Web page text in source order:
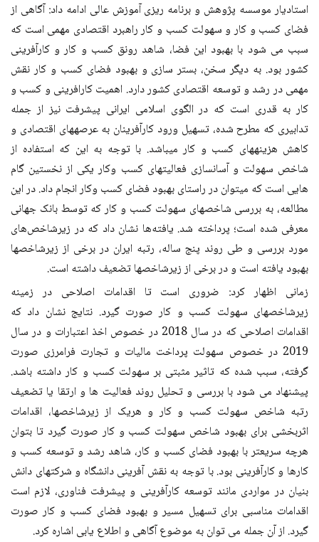
استادیار موسسه پژوهش و برنامه ریزی آموزش عالی ادامه داد: آگاهی از
فضای کسب و کار و سهولت کسب و کار راهبرد اقتصادی مهمی است که
سبب می شود با بهبود این فضا، شاهد رونق کسب و کار و کارآفرینی
کشور بود. به دیگر سخن، بستر سازی و بهبود فضای کسب و کار نقش
مهمی در رشد و توسعه اقتصادی کشور دارد. اهمیت کارافرینی و کسب و
کار به قدری است که در الگوی اسلامی ایرانی پیشرفت نیز از جمله
تدابیری که مطرح شده، تسهیل ورود کارآفرینان به عرصه‏های اقتصادی و
کاهش هزینه‏های کسب و کار میباشد. با توجه به این که استفاده از
شاخص سهولت و آسانسازی فعالیتهای کسب وکار یکی از نخستین گام
‌‌هایی است که میتوان در راستای بهبود فضای کسب وکار انجام داد. در این
مطالعه، به بررسی شاخصهای سهولت کسب و کار که توسط بانک جهانی
معرفی شده است؛ پرداخته شد. یافته‌ها نشان داد که در زیرشاخص‌های
مورد بررسی و طی روند پنج ساله، رتبه ایران در برخی از زیرشاخصها
بهبود یافته است و در برخی از زیرشاخصها تضعیف داشته است.
زمانی اظهار کرد: ضروری است تا اقدامات اصلاحی در زمینه
زیرشاخصهای سهولت کسب و کار صورت گیرد. نتایج نشان داد که
اقدامات اصلاحی که در سال 2018 در خصوص اخذ اعتبارات و در سال
2019 در خصوص سهولت پرداخت مالیات و تجارت فرامرزی صورت
گرفته، سبب شده که تاثیر مثبتی بر سهولت کسب و کار داشته باشد.
پیشنهاد می شود با بررسی و تحلیل روند فعالیت ‌‌ها و ارتقا یا تضعیف
رتبه شاخص سهولت کسب و کار و هریک از زیرشاخصها، اقدامات
اثربخشی برای بهبود شاخص سهولت کسب و کار صورت گیرد تا بتوان
هرچه سریعتر با بهبود فضای کسب و کار، شاهد رشد و توسعه کسب و
کارها و کارآفرینی بود. با توجه به نقش ‌‌آفرینی دانشگاه و شرکتهای دانش
بنیان در مواردی مانند توسعه کارآفرینی و پیشرفت فناوری، لازم است
اقدامات مناسبی برای تسهیل مسیر و بهبود فضای کسب و کار صورت
گیرد. از آن جمله می توان به موضوع آگاهی و اطلاع ‌‌یابی اشاره کرد.